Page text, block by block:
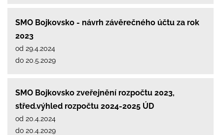
SMO Bojkovsko - návrh závěrečného účtu za rok
2023
od 29.4.2024
do 20.5.2029
SMO Bojkovsko zveřejnění rozpočtu 2023,
střed.výhled rozpočtu 2024-2025 ÚD
od 20.4.2024
do 20.4.2029